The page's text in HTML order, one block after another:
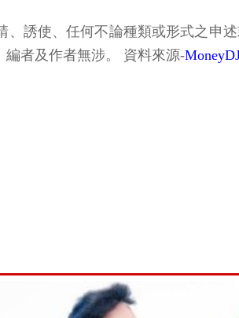
誘使、任何不論種類或形式之申
者及作者無涉。 資料來源-